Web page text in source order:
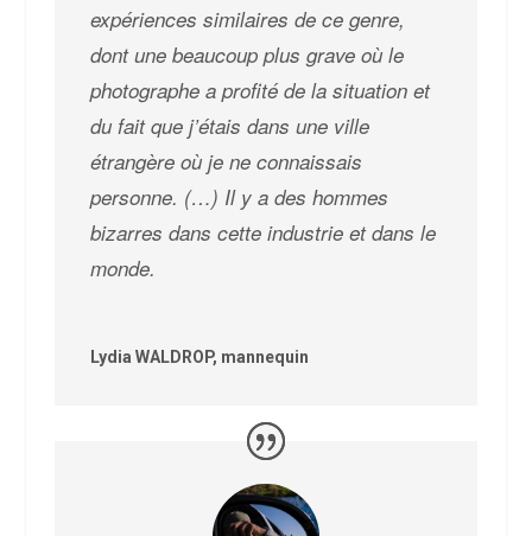
expériences similaires de ce genre,
dont une beaucoup plus grave où le
photographe a profité de la situation et
du fait que j’étais dans une ville
étrangère où je ne connaissais
personne. (…) Il y a des hommes
bizarres dans cette industrie et dans le
monde.
Lydia WALDROP, mannequin